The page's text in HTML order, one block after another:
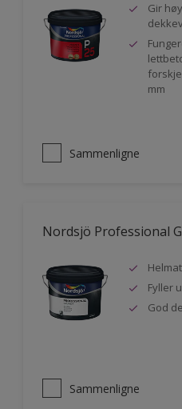
Gir
mm
Sammenligne
Nordsjö Professional
Fyller
God
Sammenligne